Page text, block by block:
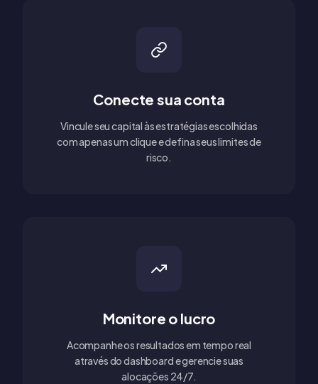
Conecte sua conta
Vincule seu capital às estratégias escolhidas
com apenas um clique e defina seus limites de
risco.
Monitore o lucro
Acompanhe os resultados em tempo real
através do dashboard e gerencie suas
alocações 24/7.